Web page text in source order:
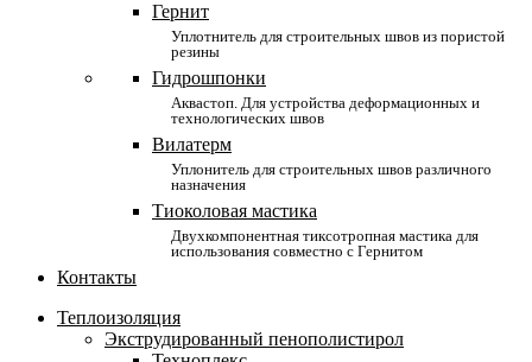
Гернит
Уплотнитель для строительных швов из пористой
резины
Гидрошпонки
Аквастоп. Для устройства деформационных и
технологических швов
Вилатерм
Уплонитель для строительных швов различного
назначения
Тиоколовая мастика
Двухкомпонентная тиксотропная мастика для
использования совместно с Гернитом
Контакты
Теплоизоляция
Экструдированный пенополистирол